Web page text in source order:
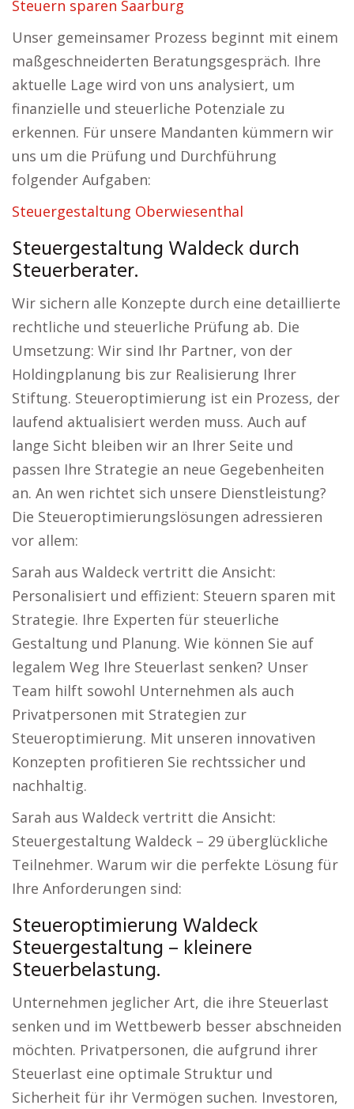
Steuern sparen Saarburg
Unser gemeinsamer Prozess beginnt mit einem
maßgeschneiderten Beratungsgespräch. Ihre
aktuelle Lage wird von uns analysiert, um
finanzielle und steuerliche Potenziale zu
erkennen. Für unsere Mandanten kümmern wir
uns um die Prüfung und Durchführung
folgender Aufgaben:
Steuergestaltung Oberwiesenthal
Steuergestaltung Waldeck durch
Steuerberater.
Wir sichern alle Konzepte durch eine detaillierte
rechtliche und steuerliche Prüfung ab. Die
Umsetzung: Wir sind Ihr Partner, von der
Holdingplanung bis zur Realisierung Ihrer
Stiftung. Steueroptimierung ist ein Prozess, der
laufend aktualisiert werden muss. Auch auf
lange Sicht bleiben wir an Ihrer Seite und
passen Ihre Strategie an neue Gegebenheiten
an. An wen richtet sich unsere Dienstleistung?
Die Steueroptimierungslösungen adressieren
vor allem:
Sarah aus Waldeck vertritt die Ansicht:
Personalisiert und effizient: Steuern sparen mit
Strategie. Ihre Experten für steuerliche
Gestaltung und Planung. Wie können Sie auf
legalem Weg Ihre Steuerlast senken? Unser
Team hilft sowohl Unternehmen als auch
Privatpersonen mit Strategien zur
Steueroptimierung. Mit unseren innovativen
Konzepten profitieren Sie rechtssicher und
nachhaltig.
Sarah aus Waldeck vertritt die Ansicht:
Steuergestaltung Waldeck – 29 überglückliche
Teilnehmer. Warum wir die perfekte Lösung für
Ihre Anforderungen sind:
Steueroptimierung Waldeck
Steuergestaltung – kleinere
Steuerbelastung.
Unternehmen jeglicher Art, die ihre Steuerlast
senken und im Wettbewerb besser abschneiden
möchten. Privatpersonen, die aufgrund ihrer
Steuerlast eine optimale Struktur und
Sicherheit für ihr Vermögen suchen. Investoren,